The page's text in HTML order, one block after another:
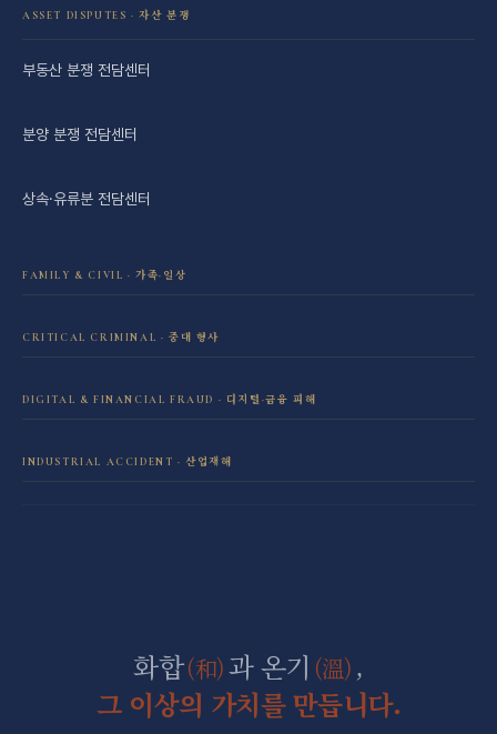
ASSET DISPUTES · 자산 분쟁
부동산 분쟁 전담센터
분양 분쟁 전담센터
상속·유류분 전담센터
FAMILY & CIVIL · 가족·일상
학교폭력 전담센터
CRITICAL CRIMINAL · 중대 형사
DIGITAL & FINANCIAL FRAUD · 디지털·금융 피해
INDUSTRIAL ACCIDENT · 산업재해
화합(和)과 온기 (溫) ,
그 이상의 가치를 만듭니다.